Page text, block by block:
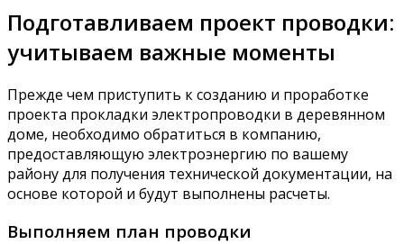
Подготавливаем проект проводки:
учитываем важные моменты
Прежде чем приступить к созданию и проработке
проекта прокладки электропроводки в деревянном
доме, необходимо обратиться в компанию,
предоставляющую электроэнергию по вашему
району для получения технической документации, на
основе которой и будут выполнены расчеты.
Выполняем план проводки